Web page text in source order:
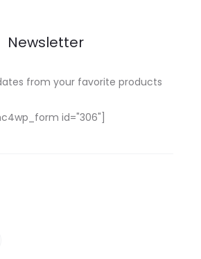
Newsletter
from your favorite products
id="306"]